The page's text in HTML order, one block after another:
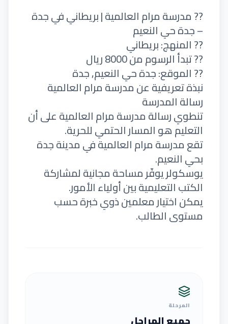
?? مدرسة مرام العالمية | بريطاني في جدة
– جدة حي النعيم
?? المنهج: بريطاني
?? تبدأ الرسوم من 8000 ريال
?? الموقع: جدة حي النعيم, جدة
نبذة تعريفية عن مدرسة مرام العالمية
رسالة المدرسة
تنطوي رسالة مدرسة مرام العالمية على أن
التعليم هو المسار الحتمي للحرية.
تقع مدرسة مرام العالمية في مدينة جدة
بحي النعيم.
يوسكولر يوفّر مساحة مجانية لمشاركة
الكتب التعليمية بين أولياء الأمور.
يمكن اختيار معلمين ذوي خبرة حسب
مستوى الطالب.
المرحلة